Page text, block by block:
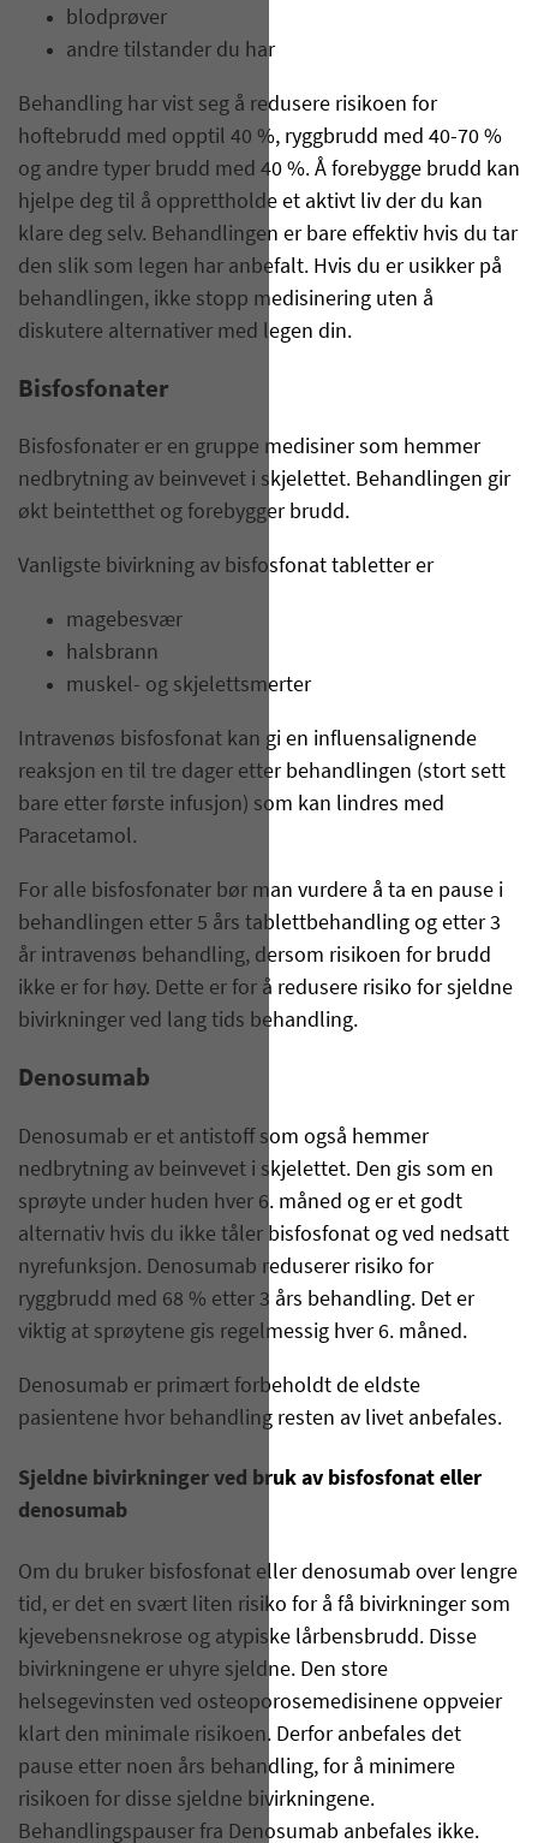
blodprøver
andre tilstander du har
Behandling har vist seg å redusere risikoen for
hoftebrudd med opptil 40 %, ryggbrudd med 40-70 %
og andre typer brudd med 40 %. Å forebygge brudd kan
hjelpe deg til å opprettholde et aktivt liv der du kan
klare deg selv. Behandlingen er bare effektiv hvis du tar
den slik som legen har anbefalt. Hvis du er usikker på
behandlingen, ikke stopp medisinering uten å
diskutere alternativer med legen din.
Bisfosfonater
Bisfosfonater er en gruppe medisiner som hemmer
nedbrytning av beinvevet i skjelettet. Behandlingen gir
økt beintetthet og forebygger brudd.
Vanligste bivirkning av bisfosfonat tabletter er
magebesvær
halsbrann
muskel- og skjelettsmerter
Intravenøs bisfosfonat kan gi en influensalignende
reaksjon en til tre dager etter behandlingen (stort sett
bare etter første infusjon) som kan lindres med
Paracetamol.
For alle bisfosfonater bør man vurdere å ta en pause i
behandlingen etter 5 års tablettbehandling og etter 3
år intravenøs behandling, dersom risikoen for brudd
ikke er for høy. Dette er for å redusere risiko for sjeldne
bivirkninger ved lang tids behandling.
Denosumab
Denosumab er et antistoff som også hemmer
nedbrytning av beinvevet i skjelettet. Den gis som en
sprøyte under huden hver 6. måned og er et godt
alternativ hvis du ikke tåler bisfosfonat og ved nedsatt
nyrefunksjon. Denosumab reduserer risiko for
ryggbrudd med 68 % etter 3 års behandling. Det er
viktig at sprøytene gis regelmessig hver 6. måned.
Denosumab er primært forbeholdt de eldste
pasientene hvor behandling resten av livet anbefales.
Sjeldne bivirkninger ved bruk av bisfosfonat eller
denosumab
Om du bruker bisfosfonat eller denosumab over lengre
tid, er det en svært liten risiko for å få bivirkninger som
kjevebensnekrose og atypiske lårbensbrudd. Disse
bivirkningene er uhyre sjeldne. Den store
helsegevinsten ved osteoporosemedisinene oppveier
klart den minimale risikoen. Derfor anbefales det
pause etter noen års behandling, for å minimere
risikoen for disse sjeldne bivirkningene.
Behandlingspauser fra Denosumab anbefales ikke.